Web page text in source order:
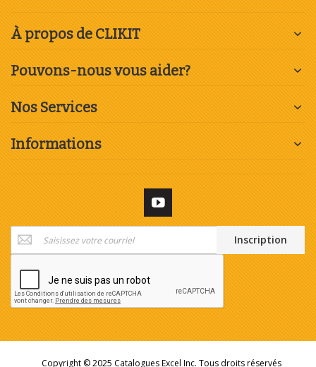
À propos de CLIKIT
Pouvons-nous vous aider?
Nos Services
Informations
Inscription
notre
newsletter
Inscription
Copyright © 2025 Catalogues Excel Inc. Tous droits réservés